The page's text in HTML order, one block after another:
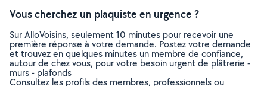
Vous cherchez un plaquiste en urgence ?
Sur AlloVoisins, seulement 10 minutes pour recevoir une
première réponse à votre demande. Postez votre demande
et trouvez en quelques minutes un membre de confiance,
autour de chez vous, pour votre besoin urgent de plâtrerie -
murs - plafonds
Consultez les profils des membres, professionnels ou